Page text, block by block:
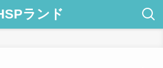
ランド